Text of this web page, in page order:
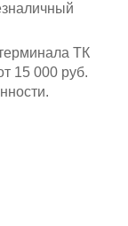
ТК
15 000 руб.